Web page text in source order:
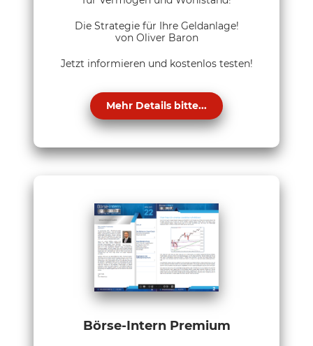
Die Strategie für Ihre Geldanlage!
von Oliver Baron
Jetzt informieren und kostenlos testen!
Mehr Details bitte...
Börse-Intern Premium